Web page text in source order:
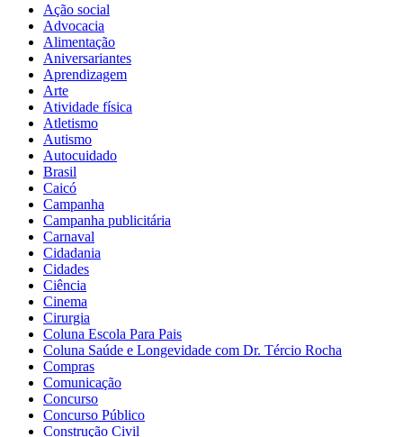
Ação social
Advocacia
Alimentação
Aniversariantes
Aprendizagem
Arte
Atividade física
Atletismo
Autismo
Autocuidado
Brasil
Caicó
Campanha
Campanha publicitária
Carnaval
Cidadania
Cidades
Ciência
Cinema
Cirurgia
Coluna Escola Para Pais
Coluna Saúde e Longevidade com Dr. Tércio Rocha
Compras
Comunicação
Concurso
Concurso Público
Construção Civil